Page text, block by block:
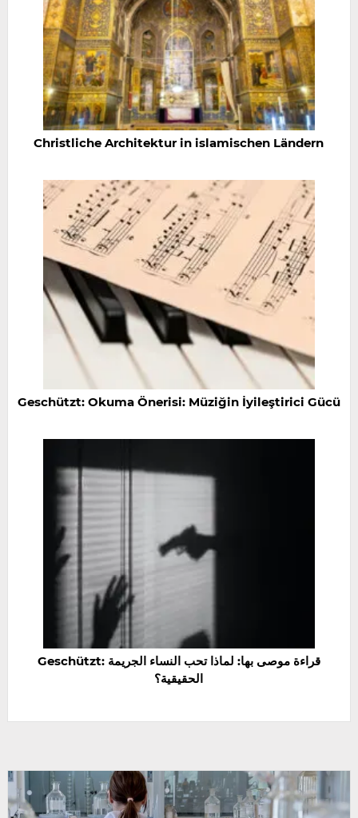
Christliche Architektur in islamischen Ländern
Geschützt: Okuma Önerisi: Müziğin İyileştirici Gücü
Geschützt: قراءة موصى بها: لماذا تحب النساء الجريمة
الحقيقية؟